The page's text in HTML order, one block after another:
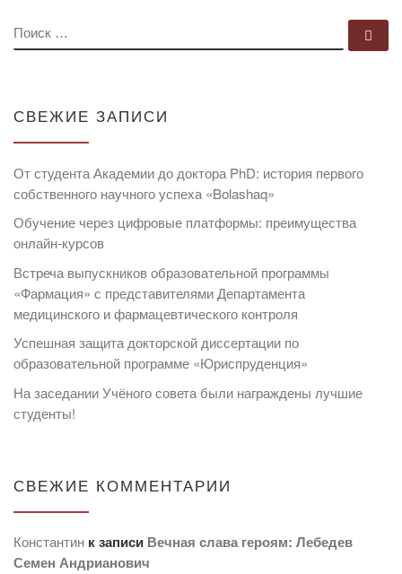
ПОИСК
СВЕЖИЕ ЗАПИСИ
От студента Академии до доктора PhD: история первого
собственного научного успеха «Bolashaq»
Обучение через цифровые платформы: преимущества
онлайн-курсов
Встреча выпускников образовательной программы
«Фармация» с представителями Департамента
медицинского и фармацевтического контроля
Успешная защита докторской диссертации по
образовательной программе «Юриспруденция»
На заседании Учёного совета были награждены лучшие
студенты!
СВЕЖИЕ КОММЕНТАРИИ
Константин к записи Вечная слава героям: Лебедев
Семен Андрианович